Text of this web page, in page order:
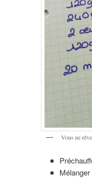
Vous ne
Mélanger